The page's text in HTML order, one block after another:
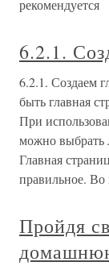
рекомендуется
6.2.1.
6.2.1. Создаем
быть главная
При
можно выбрать
Главная
правильное. Во
Пройдя